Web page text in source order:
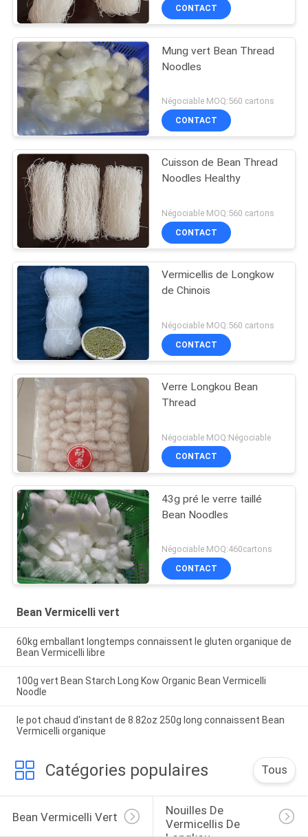
CONTACT
Mung vert Bean Thread
Noodles
Négociable MOQ:560 cartons
CONTACT
Cuisson de Bean Thread
Noodles Healthy
Négociable MOQ:560 cartons
CONTACT
Vermicellis de Longkow
de Chinois
Négociable MOQ:560 cartons
CONTACT
Verre Longkou Bean
Thread
Négociable MOQ:Négociable
CONTACT
43g pré le verre taillé
Bean Noodles
Négociable MOQ:460cartons
CONTACT
Bean Vermicelli vert
60kg emballant longtemps connaissent le gluten organique de
Bean Vermicelli libre
100g vert Bean Starch Long Kow Organic Bean Vermicelli
Noodle
le pot chaud d'instant de 8.82oz 250g long connaissent Bean
Vermicelli organique
Catégories populaires Tous
Bean Vermicelli Vert
Nouilles De
Vermicellis De